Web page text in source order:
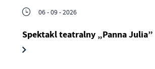
06 - 09 - 2026
Spektakl teatralny „Panna Julia”